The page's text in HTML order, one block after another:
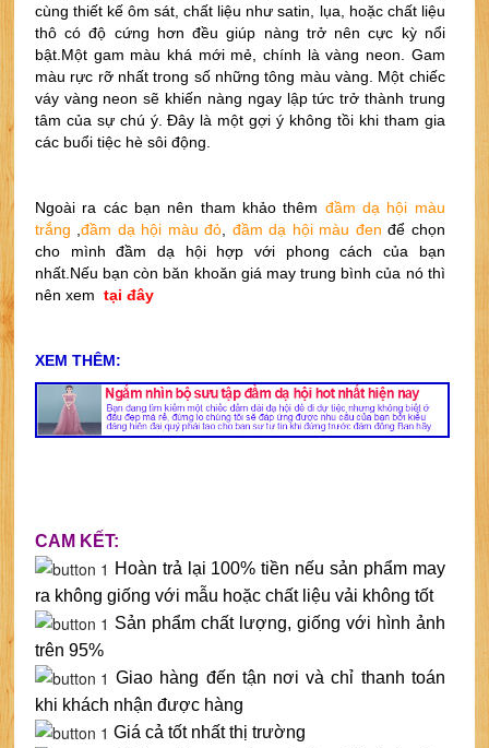
cùng thiết kế ôm sát, chất liệu như satin, lụa, hoặc chất liệu
thô có độ cứng hơn đều giúp nàng trở nên cực kỳ nổi
bật. Một gam màu khá mới mẻ, chính là vàng neon. Gam
màu rực rỡ nhất trong số những tông màu vàng. Một chiếc
váy vàng neon sẽ khiến nàng ngay lập tức trở thành trung
tâm của sự chú ý. Đây là một gợi ý không tồi khi tham gia
các buổi tiệc hè sôi động.
Ngoài ra các bạn nên tham khảo thêm đầm dạ hội màu
trắng ,đầm dạ hội màu đỏ đầm dạ hội màu đen để chọn
cho mình đầm dạ hội hợp với phong cách của bạn
nhất.Nếu bạn còn băn khoăn giá may trung bình của nó thì
nên xem tại đây
XEM THÊM:
CAM KẾT:
Hoàn trả lại 100% tiền nếu sản phẩm may
ra không giống với mẫu hoặc chất liệu vải không tốt
Sản phẩm chất lượng, giống với hình ảnh
trên 95%
Giao hàng đến tận nơi và chỉ thanh toán
khi khách nhận được hàng
Giá cả tốt nhất thị trường